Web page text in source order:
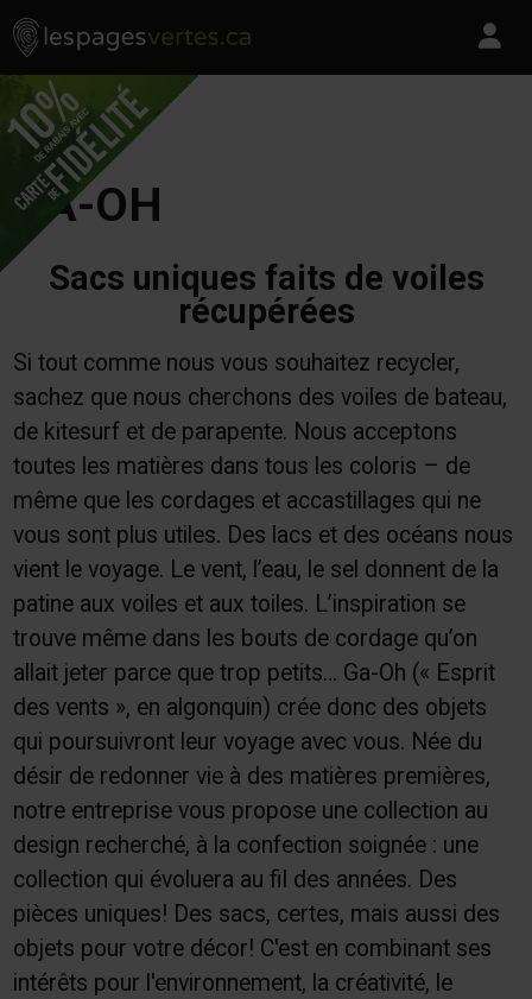
Skip to content
Les Pages Vertes - Go to homepage
GA-OH
Sacs uniques faits de voiles
récupérées
Si tout comme nous vous souhaitez recycler,
sachez que nous cherchons des voiles de bateau,
de kitesurf et de parapente. Nous acceptons
toutes les matières dans tous les coloris – de
même que les cordages et accastillages qui ne
vous sont plus utiles. Des lacs et des océans nous
vient le voyage. Le vent, l’eau, le sel donnent de la
patine aux voiles et aux toiles. L’inspiration se
trouve même dans les bouts de cordage qu’on
allait jeter parce que trop petits… Ga-Oh (« Esprit
des vents », en algonquin) crée donc des objets
qui poursuivront leur voyage avec vous. Née du
désir de redonner vie à des matières premières,
notre entreprise vous propose une collection au
design recherché, à la confection soignée : une
collection qui évoluera au fil des années. Des
pièces uniques! Des sacs, certes, mais aussi des
objets pour votre décor! C'est en combinant ses
intérêts pour l'environnement, la créativité, le